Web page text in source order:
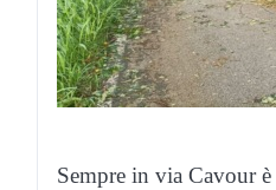
Sempre in via Cavour